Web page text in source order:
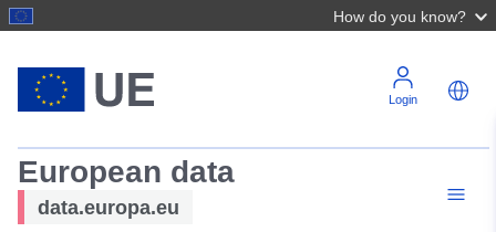
How do you know?
Login
European data
data.europa.eu